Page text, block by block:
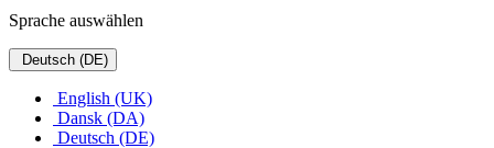
Sprache auswählen
Deutsch (DE)
English (UK)
Dansk (DA)
Deutsch (DE)